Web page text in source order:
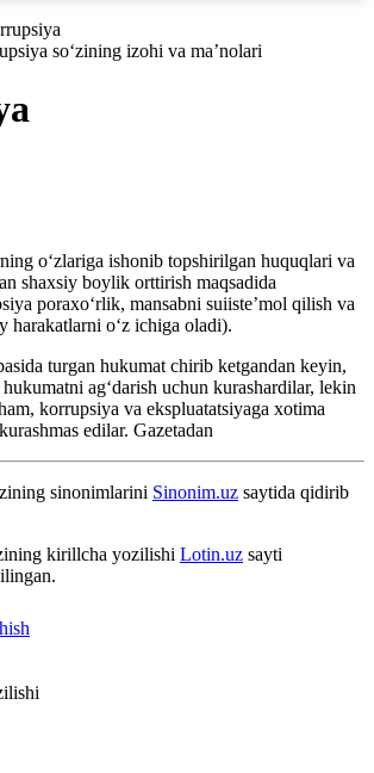
so‘zining izohi va ma’nolari
oʻzlariga ishonib topshirilgan huquqlari va
shaxsiy boylik orttirish maqsadida
poraxoʻrlik, mansabni suiisteʼmol qilish va
harakatlarni oʻz ichiga oladi).
turgan hukumat chirib ketgandan keyin,
agʻdarish uchun kurashardilar, lekin
korrupsiya va ekspluatatsiyaga xotima
edilar. Gazetadan
sinonimlarini Sinonim.uz saytida qidirib
kirillcha yozilishi Lotin.uz sayti